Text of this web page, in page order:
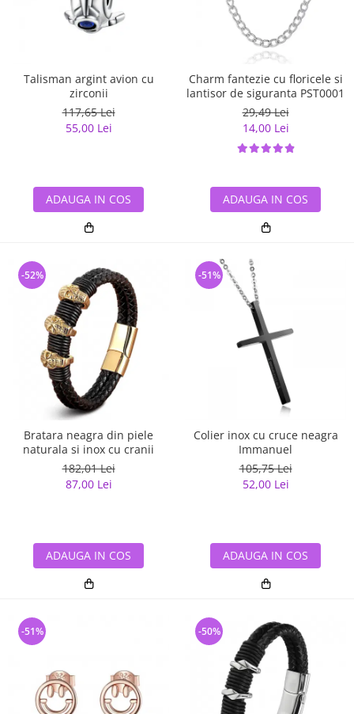
Talisman argint avion cu
zirconii
117,65 Lei
55,00 Lei
ADAUGA IN COS
Charm fantezie cu floricele si
lantisor de siguranta PST0001
29,49 Lei
14,00 Lei
ADAUGA IN COS
Bratara neagra din piele
naturala si inox cu cranii
182,01 Lei
87,00 Lei
-52%
ADAUGA IN COS
Colier inox cu cruce neagra
Immanuel
105,75 Lei
52,00 Lei
-51%
ADAUGA IN COS
-51% -50%